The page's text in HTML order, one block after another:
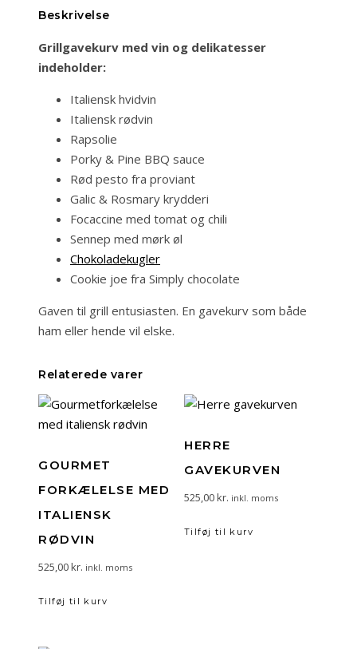
Beskrivelse
Grillgavekurv med vin og delikatesser
indeholder:
Italiensk hvidvin
Italiensk rødvin
Rapsolie
Porky & Pine BBQ sauce
Rød pesto fra proviant
Galic & Rosmary krydderi
Focaccine med tomat og chili
Sennep med mørk øl
Chokoladekugler
Cookie joe fra Simply chocolate
Gaven til grill entusiasten. En gavekurv som både
ham eller hende vil elske.
Relaterede varer
GOURMET
FORKÆLELSE MED
ITALIENSK
RØDVIN
525,00kr. inkl. moms
Tilføj til kurv
HERRE
GAVEKURVEN
525,00kr. inkl. moms
Tilføj til kurv